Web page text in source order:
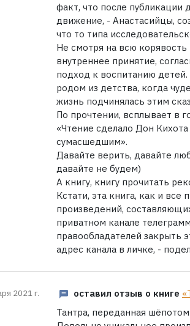
факт, что после публикации
движение, - Анастасийцы,
что то типа
Не смотря на всю
внутреннее принятие,
подход к воспитанию
родом из детства, когда
жизнь подчинялась этим
По прочтении, всплывает в
«Чтение сделало Дон
сумасшедшим».
Давайте верить, давайте
давайте не будем)
А книгу, книгу прочитать
Кстати, эта книга, как и
произведений,
приватном канале
правообладателей закрыть
адрес канала в личке, -
2021 г. оставил отзыв о книге
Тантра, переданная шёпотом.